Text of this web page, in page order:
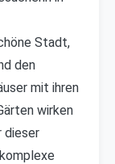
Stadt,
den
mit ihren
wirken
dieser